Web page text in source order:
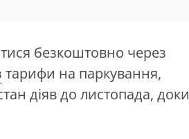
безкоштовно через
тарифи на паркування,
діяв до листопада, доки